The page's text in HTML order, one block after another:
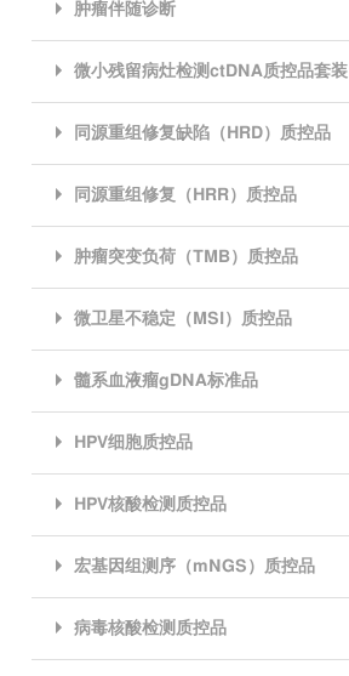
肿瘤伴随诊断
微小残留病灶检测ctDNA质控品套装
同源重组修复缺陷（HRD）质控品
同源重组修复（HRR）质控品
肿瘤突变负荷（TMB）质控品
微卫星不稳定（MSI）质控品
髓系血液瘤gDNA标准品
HPV细胞质控品
HPV核酸检测质控品
宏基因组测序（mNGS）质控品
病毒核酸检测质控品